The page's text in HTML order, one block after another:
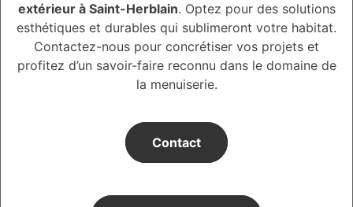
extérieur à Saint-Herblain. Optez pour des solutions
esthétiques et durables qui sublimeront votre habitat.
Contactez-nous pour concrétiser vos projets et
profitez d’un savoir-faire reconnu dans le domaine de
la menuiserie.
Contact